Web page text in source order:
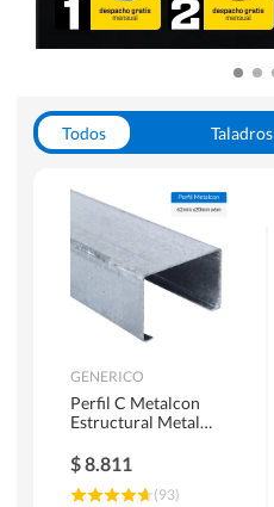
Todos Taladros
Herramientas Manuales
GENERICO
Perfil C Metalcon
Estructural Metal
$8.811
(93)